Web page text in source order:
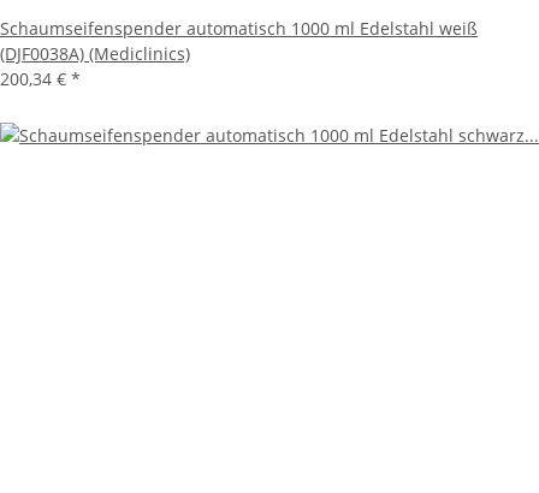
Schaumseifenspender automatisch 1000 ml Edelstahl weiß
(DJF0038A) (Mediclinics)
200,34 € *